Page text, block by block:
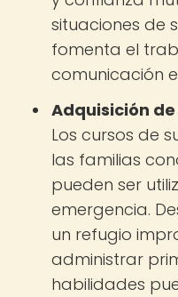
situaciones de
fomenta el
comunicación
Adquisición
Los cursos de
las familias
pueden ser
emergencia.
un refugio
administrar
habilidades